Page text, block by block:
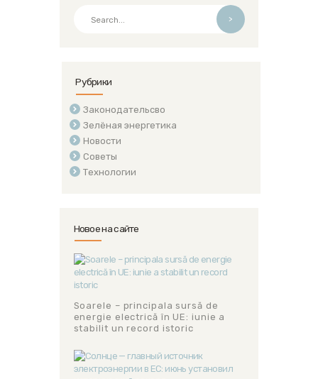
>
Рубрики
Законодательсво
Зелёная энергетика
Новости
Советы
Технологии
Новое на сайте
Soarele – principala sursă de
energie electrică în UE: iunie a
stabilit un record istoric